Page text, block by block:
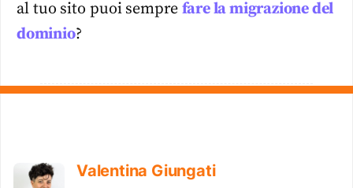
al tuo sito puoi sempre fare la migrazione del
dominio?
Valentina Giungati